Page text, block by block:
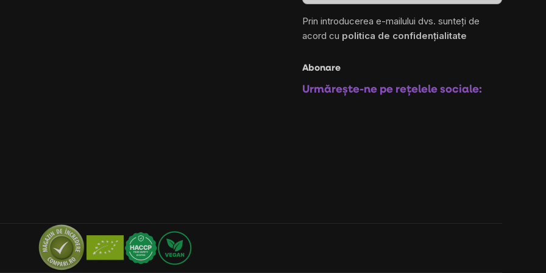
Prin introducerea e-mailului dvs. sunteți de
acord cu politica de confidențialitate
Abonare
Urmărește-ne pe rețelele sociale: